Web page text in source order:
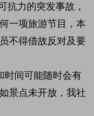
抗力的突发事故，
一项旅游节目，本
不得借故反对及要
时间可能随时会有
景点未开放，我社